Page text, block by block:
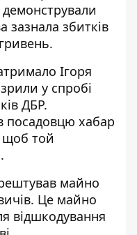
зазнала збитків
Ігоря
у спробі
ДБР.
посадовцю хабар
щоб той
майно
Це майно
відшкодування